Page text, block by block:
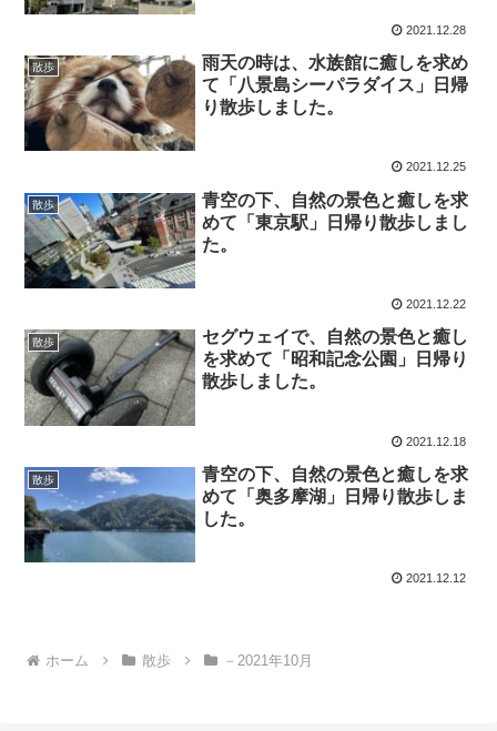
2021.12.28
散歩
雨天の時は、水族館に癒しを求め
て「八景島シーパラダイス」日帰
り散歩しました。
2021.12.25
散歩
青空の下、自然の景色と癒しを求
めて「東京駅」日帰り散歩しまし
た。
2021.12.22
散歩
セグウェイで、自然の景色と癒し
を求めて「昭和記念公園」日帰り
散歩しました。
2021.12.18
散歩
青空の下、自然の景色と癒しを求
めて「奥多摩湖」日帰り散歩しま
した。
2021.12.12
ホーム 散歩 －2021年10月